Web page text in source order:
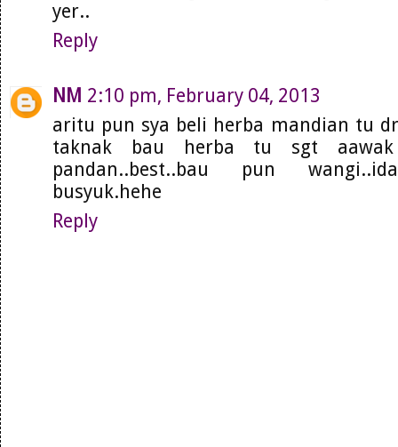
yer..
Reply
NM 2:10 pm, February 04, 2013
aritu pun sya beli herba mandian tu
taknak bau herba tu sgt
pandan..best..bau pun
busyuk.hehe
Reply